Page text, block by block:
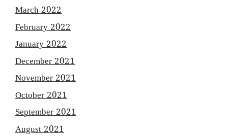
March 2022
February 2022
January 2022
December 2021
November 2021
October 2021
September 2021
August 2021